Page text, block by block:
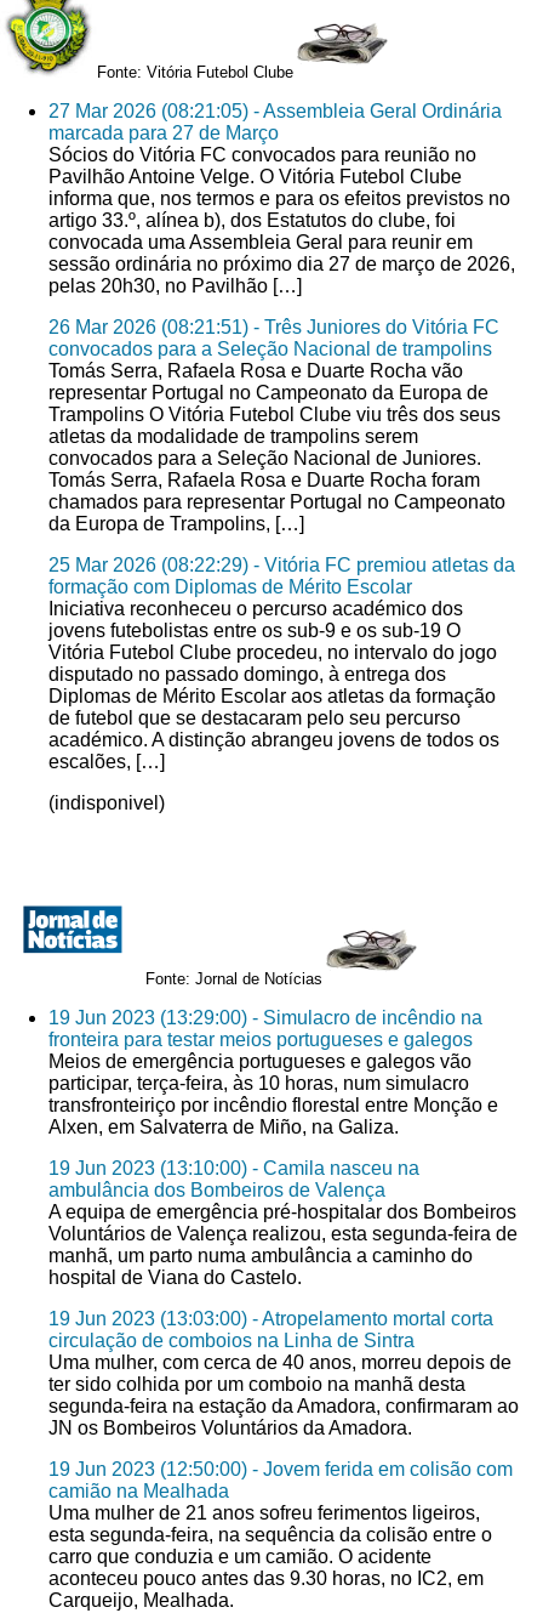
Fonte: Vitória Futebol Clube
27 Mar 2026 (08:21:05) - Assembleia Geral Ordinária
marcada para 27 de Março
Sócios do Vitória FC convocados para reunião no
Pavilhão Antoine Velge. O Vitória Futebol Clube
informa que, nos termos e para os efeitos previstos no
artigo 33.º, alínea b), dos Estatutos do clube, foi
convocada uma Assembleia Geral para reunir em
sessão ordinária no próximo dia 27 de março de 2026,
pelas 20h30, no Pavilhão […]
26 Mar 2026 (08:21:51) - Três Juniores do Vitória FC
convocados para a Seleção Nacional de trampolins
Tomás Serra, Rafaela Rosa e Duarte Rocha vão
representar Portugal no Campeonato da Europa de
Trampolins O Vitória Futebol Clube viu três dos seus
atletas da modalidade de trampolins serem
convocados para a Seleção Nacional de Juniores.
Tomás Serra, Rafaela Rosa e Duarte Rocha foram
chamados para representar Portugal no Campeonato
da Europa de Trampolins, […]
25 Mar 2026 (08:22:29) - Vitória FC premiou atletas da
formação com Diplomas de Mérito Escolar
Iniciativa reconheceu o percurso académico dos
jovens futebolistas entre os sub-9 e os sub-19 O
Vitória Futebol Clube procedeu, no intervalo do jogo
disputado no passado domingo, à entrega dos
Diplomas de Mérito Escolar aos atletas da formação
de futebol que se destacaram pelo seu percurso
académico. A distinção abrangeu jovens de todos os
escalões, […]
(indisponivel)
Fonte: Jornal de Notícias
19 Jun 2023 (13:29:00) - Simulacro de incêndio na
fronteira para testar meios portugueses e galegos
Meios de emergência portugueses e galegos vão
participar, terça-feira, às 10 horas, num simulacro
transfronteiriço por incêndio florestal entre Monção e
Alxen, em Salvaterra de Miño, na Galiza.
19 Jun 2023 (13:10:00) - Camila nasceu na
ambulância dos Bombeiros de Valença
A equipa de emergência pré-hospitalar dos Bombeiros
Voluntários de Valença realizou, esta segunda-feira de
manhã, um parto numa ambulância a caminho do
hospital de Viana do Castelo.
19 Jun 2023 (13:03:00) - Atropelamento mortal corta
circulação de comboios na Linha de Sintra
Uma mulher, com cerca de 40 anos, morreu depois de
ter sido colhida por um comboio na manhã desta
segunda-feira na estação da Amadora, confirmaram ao
JN os Bombeiros Voluntários da Amadora.
19 Jun 2023 (12:50:00) - Jovem ferida em colisão com
camião na Mealhada
Uma mulher de 21 anos sofreu ferimentos ligeiros,
esta segunda-feira, na sequência da colisão entre o
carro que conduzia e um camião. O acidente
aconteceu pouco antes das 9.30 horas, no IC2, em
Carqueijo, Mealhada.